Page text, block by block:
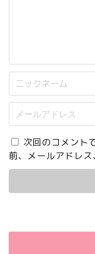
次回のコメント
前、メールアドレス